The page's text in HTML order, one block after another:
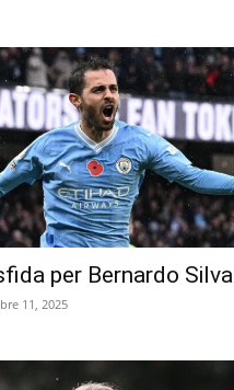
per Bernardo Silva
11, 2025